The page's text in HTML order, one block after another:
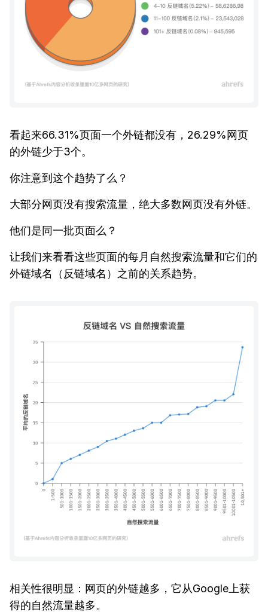
看起来66.31%页面一个外链都没有，26.29%网页
的外链少于3个。
你注意到这个趋势了么？
大部分网页没有搜索流量，绝大多数网页没有外链。
他们是同一批页面么？
让我们来看看这些页面的每月自然搜索流量和它们的
外链域名（反链域名）之前的关系趋势。
相关性很明显：网页的外链越多，它从Google上获
得的自然流量越多。